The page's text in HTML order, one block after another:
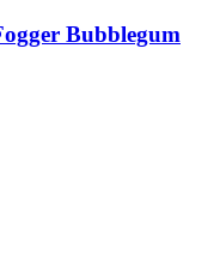
Bubblegum